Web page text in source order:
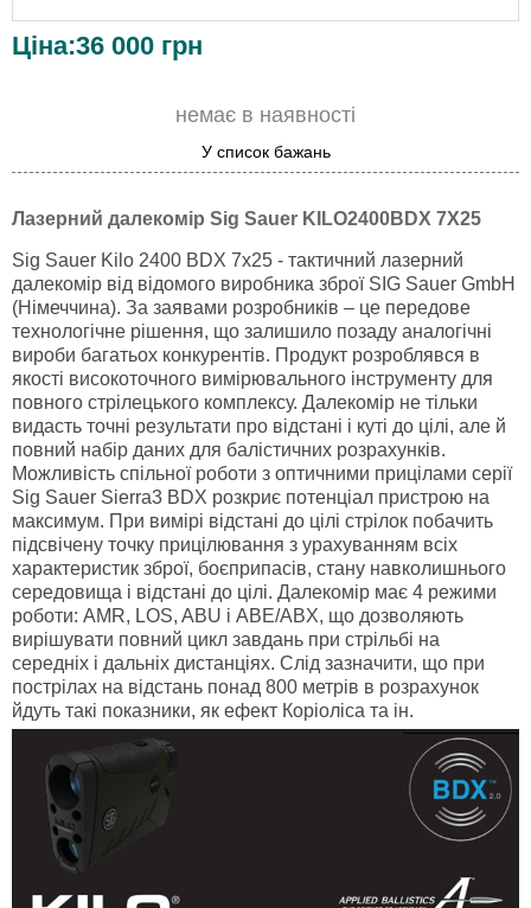
Ціна:36 000 грн
немає в наявності
У список бажань
Лазерний далекомір Sig Sauer KILO2400BDX 7X25
Sig Sauer Kilo 2400 BDX 7x25 - тактичний лазерний
далекомір від відомого виробника зброї SIG Sauer GmbH
(Німеччина). За заявами розробників – це передове
технологічне рішення, що залишило позаду аналогічні
вироби багатьох конкурентів. Продукт розроблявся в
якості високоточного вимірювального інструменту для
повного стрілецького комплексу. Далекомір не тільки
видасть точні результати про відстані і куті до цілі, але й
повний набір даних для балістичних розрахунків.
Можливість спільної роботи з оптичними прицілами серії
Sig Sauer Sierra3 BDX розкриє потенціал пристрою на
максимум. При вимірі відстані до цілі стрілок побачить
підсвічену точку прицілювання з урахуванням всіх
характеристик зброї, боєприпасів, стану навколишнього
середовища і відстані до цілі. Далекомір має 4 режими
роботи: AMR, LOS, ABU і ABE/ABX, що дозволяють
вирішувати повний цикл завдань при стрільбі на
середніх і дальніх дистанціях. Слід зазначити, що при
пострілах на відстань понад 800 метрів в розрахунок
йдуть такі показники, як ефект Коріоліса та ін.